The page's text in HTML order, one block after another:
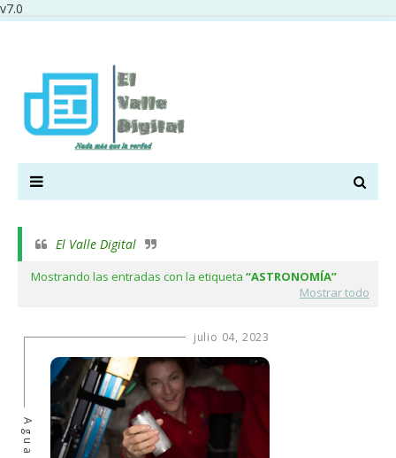
v7.0
El Valle Digital
Mostrando las entradas con la etiqueta ASTRONOMÍA
Mostrar todo
julio 04, 2023
Agua